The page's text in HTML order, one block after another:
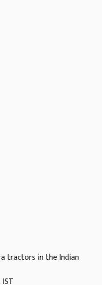
tractors in the Indian